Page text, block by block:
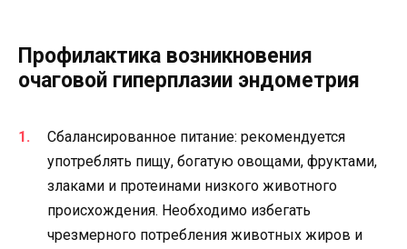
Профилактика возникновения
очаговой гиперплазии эндометрия
Сбалансированное питание: рекомендуется
употреблять пищу, богатую овощами, фруктами,
злаками и протеинами низкого животного
происхождения. Необходимо избегать
чрезмерного потребления животных жиров и